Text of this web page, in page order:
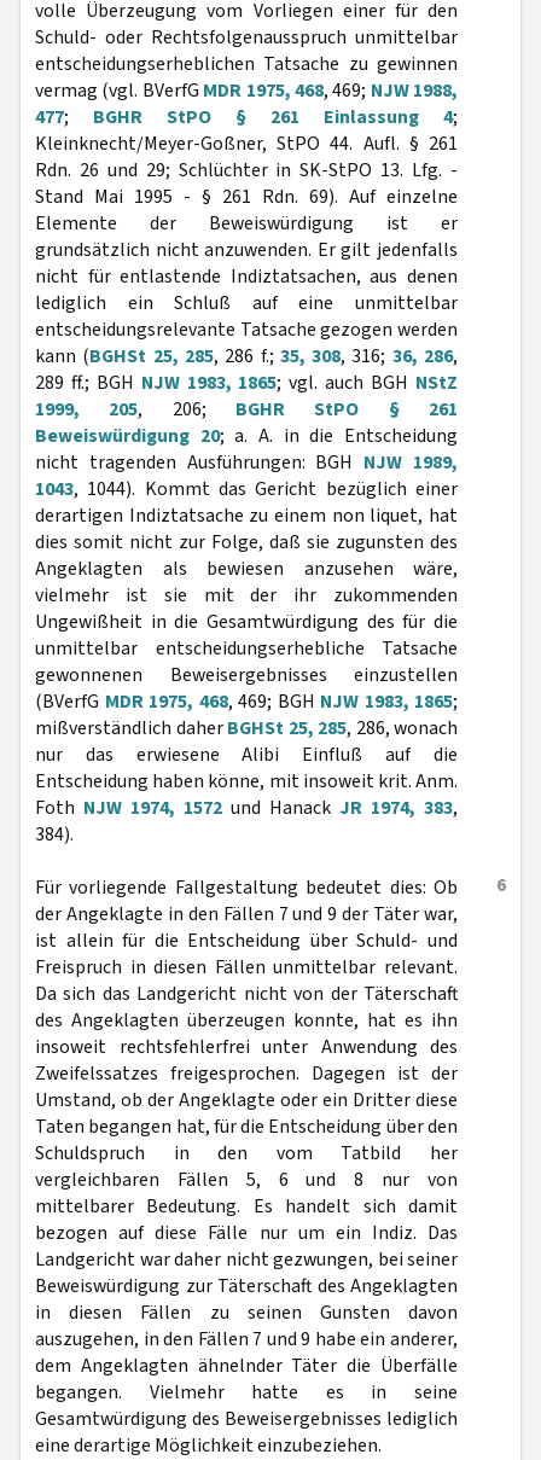
volle Überzeugung vom Vorliegen einer für den
Schuld- oder Rechtsfolgenausspruch unmittelbar
entscheidungserheblichen Tatsache zu gewinnen
vermag (vgl. BVerfG MDR 1975, 468, 469; NJW 1988,
477; BGHR StPO § 261 Einlassung 4;
Kleinknecht/Meyer-Goßner, StPO 44. Aufl. § 261
Rdn. 26 und 29; Schlüchter in SK-StPO 13. Lfg. -
Stand Mai 1995 - § 261 Rdn. 69). Auf einzelne
Elemente der Beweiswürdigung ist er
grundsätzlich nicht anzuwenden. Er gilt jedenfalls
nicht für entlastende Indiztatsachen, aus denen
lediglich ein Schluß auf eine unmittelbar
entscheidungsrelevante Tatsache gezogen werden
kann (BGHSt 25, 285, 286 f.; 35, 308, 316; 36, 286,
289 ff.; BGH NJW 1983, 1865; vgl. auch BGH NStZ
1999, 205, 206; BGHR StPO § 261
Beweiswürdigung 20; a. A. in die Entscheidung
nicht tragenden Ausführungen: BGH NJW 1989,
1043, 1044). Kommt das Gericht bezüglich einer
derartigen Indiztatsache zu einem non liquet, hat
dies somit nicht zur Folge, daß sie zugunsten des
Angeklagten als bewiesen anzusehen wäre,
vielmehr ist sie mit der ihr zukommenden
Ungewißheit in die Gesamtwürdigung des für die
unmittelbar entscheidungserhebliche Tatsache
gewonnenen Beweisergebnisses einzustellen
(BVerfG MDR 1975, 468, 469; BGH NJW 1983, 1865;
mißverständlich daherBGHSt 25, 285, 286, wonach
nur das erwiesene Alibi Einfluß auf die
Entscheidung haben könne, mit insoweit krit. Anm.
Foth NJW 1974, 1572 und Hanack JR 1974, 383,
384).
6
Für vorliegende Fallgestaltung bedeutet dies: Ob
der Angeklagte in den Fällen 7 und 9 der Täter war,
ist allein für die Entscheidung über Schuld- und
Freispruch in diesen Fällen unmittelbar relevant.
Da sich das Landgericht nicht von der Täterschaft
des Angeklagten überzeugen konnte, hat es ihn
insoweit rechtsfehlerfrei unter Anwendung des
Zweifelssatzes freigesprochen. Dagegen ist der
Umstand, ob der Angeklagte oder ein Dritter diese
Taten begangen hat, für die Entscheidung über den
Schuldspruch in den vom Tatbild her
vergleichbaren Fällen 5, 6 und 8 nur von
mittelbarer Bedeutung. Es handelt sich damit
bezogen auf diese Fälle nur um ein Indiz. Das
Landgericht war daher nicht gezwungen, bei seiner
Beweiswürdigung zur Täterschaft des Angeklagten
in diesen Fällen zu seinen Gunsten davon
auszugehen, in den Fällen 7 und 9 habe ein anderer,
dem Angeklagten ähnelnder Täter die Überfälle
begangen. Vielmehr hatte es in seine
Gesamtwürdigung des Beweisergebnisses lediglich
eine derartige Möglichkeit einzubeziehen.